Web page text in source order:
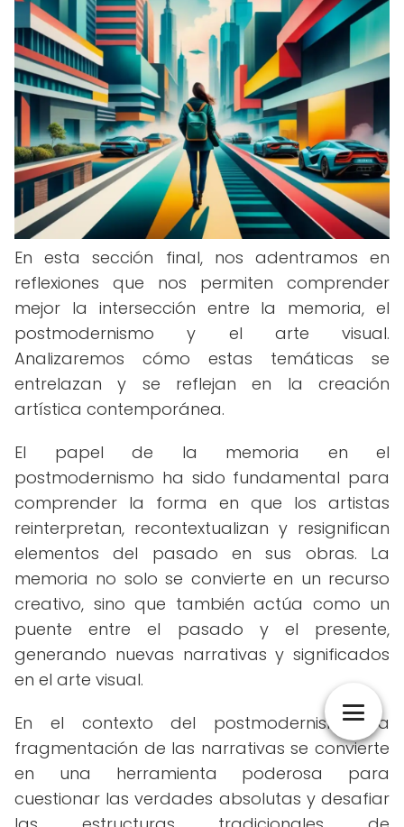
En esta sección final, nos adentramos en
reflexiones que nos permiten comprender
mejor la intersección entre la memoria, el
postmodernismo y el arte visual.
Analizaremos cómo estas temáticas se
entrelazan y se reflejan en la creación
artística contemporánea.
El papel de la memoria en el
postmodernismo ha sido fundamental para
comprender la forma en que los artistas
reinterpretan, recontextualizan y resignifican
elementos del pasado en sus obras. La
memoria no solo se convierte en un recurso
creativo, sino que también actúa como un
puente entre el pasado y el presente,
generando nuevas narrativas y significados
en el arte visual.
En el contexto del postmodernismo, la
fragmentación de las narrativas se convierte
en una herramienta poderosa para
cuestionar las verdades absolutas y desafiar